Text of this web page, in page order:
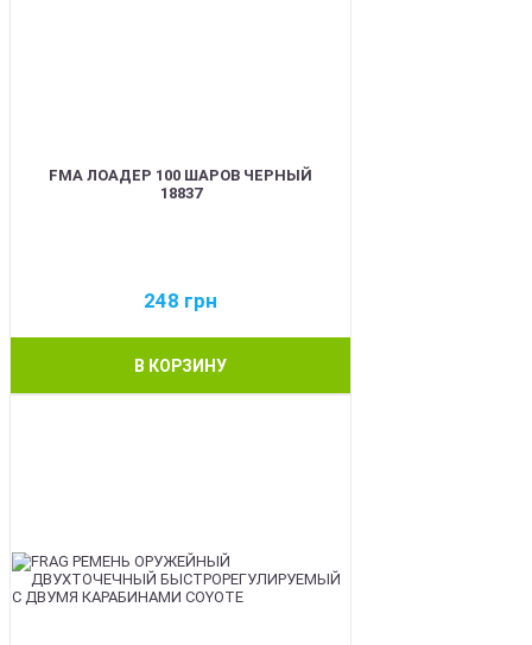
FMA ЛОАДЕР 100 ШАРОВ ЧЕРНЫЙ
18837
248 грн
В КОРЗИНУ